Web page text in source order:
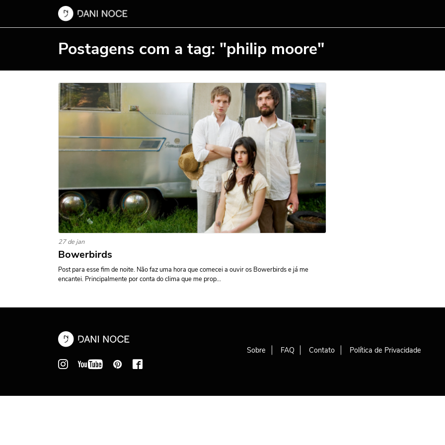
Postagens com a tag: "philip moore"
27 de jan
Bowerbirds
Post para esse fim de noite. Não faz uma hora que comecei a ouvir os Bowerbirds e já me
encantei. Principalmente por conta do clima que me prop...
Sobre FAQ Contato Política de Privacidade